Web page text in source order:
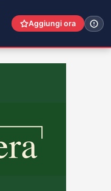
Aggiungi ora